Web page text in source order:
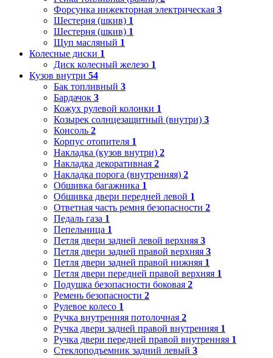
Форсунка инжекторная электрическая 3
Шестерня (шкив) 1
Шестерня (шкив) 1
Щуп масляный 1
Колесные диски 1
Диск колесный железо 1
Кузов внутри 54
Бак топливный 3
Бардачок 3
Кожух рулевой колонки 1
Козырек солнцезащитный (внутри) 3
Консоль 2
Корпус отопителя 1
Накладка (кузов внутри) 2
Накладка декоративная 2
Накладка порога (внутренняя) 2
Обшивка багажника 1
Обшивка двери передней левой 1
Ответная часть ремня безопасности 2
Педаль газа 1
Пепельница 1
Петля двери задней левой верхняя 3
Петля двери задней правой верхняя 3
Петля двери задней правой нижняя 1
Петля двери передней правой верхняя 1
Подушка безопасности боковая 2
Ремень безопасности 2
Рулевое колесо 1
Ручка внутренняя потолочная 2
Ручка двери задней правой внутренняя 1
Ручка двери передней правой внутренняя 1
Стеклоподъемник задний левый 3